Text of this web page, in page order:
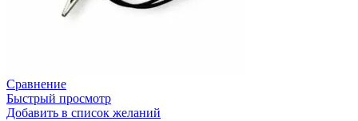
Сравнение
Быстрый просмотр
Добавить в список желаний